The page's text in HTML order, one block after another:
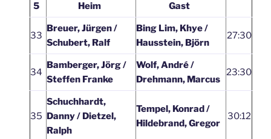
5 Heim Gast
33
Breuer, Jürgen /
Schubert, Ralf
Bing Lim, Khye /
Hausstein, Björn
27:30
34
Bamberger, Jörg /
Steffen Franke
Wolf, André /
Drehmann, Marcus
23:30
35
Schuchhardt,
Danny / Dietzel,
Ralph
Tempel, Konrad /
Hildebrand, Gregor
30:12